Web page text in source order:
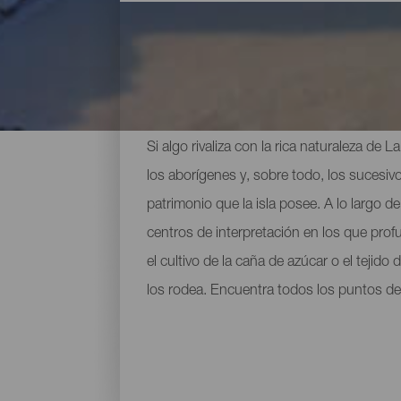
Si algo rivaliza con la rica naturaleza de
los aborígenes y, sobre todo, los
patrimonio que la isla posee. A lo largo
centros de interpretación en los que
el cultivo de la caña de azúcar o el tejido
los rodea. Encuentra todos los puntos